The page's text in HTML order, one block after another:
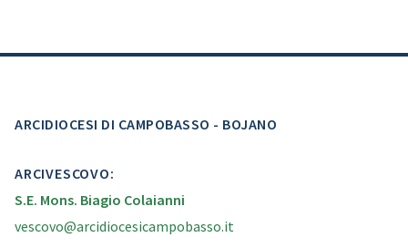
ARCIDIOCESI DI CAMPOBASSO - BOJANO
ARCIVESCOVO:
S.E. Mons. Biagio Colaianni
vescovo@arcidiocesicampobasso.it